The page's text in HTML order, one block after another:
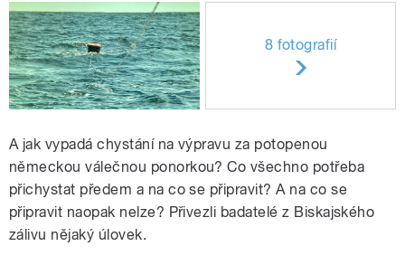
8 fotografií
A jak vypadá chystání na výpravu za potopenou
německou válečnou ponorkou? Co všechno potřeba
přichystat předem a na co se připravit? A na co se
připravit naopak nelze? Přivezli badatelé z Biskajského
zálivu nějaký úlovek.